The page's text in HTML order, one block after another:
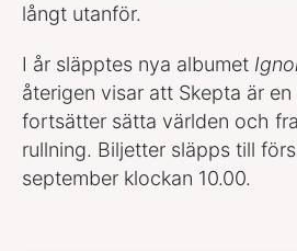
långt utanför.
I år släpptes nya albumet
återigen visar att Skepta är
fortsätter sätta världen och
rullning. Biljetter släpps till
september klockan 10.00.